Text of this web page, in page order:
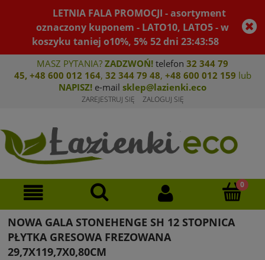
LETNIA FALA PROMOCJI - asortyment
oznaczony kuponem - LATO10, LATO5 - w
koszyku taniej o10%, 5% 52dni23:43:58
MASZ PYTANIA? ZADZWOŃ! telefon 32 344 79
45, +48 600 012 164, 32 344 79 48, +48 600 012 159 lub
NAPISZ! e-mail sklep@lazienki.eco
ZAREJESTRUJ SIĘ ZALOGUJ SIĘ
NOWA GALA STONEHENGE SH 12 STOPNICA
PŁYTKA GRESOWA FREZOWANA
29,7X119,7X0,80CM